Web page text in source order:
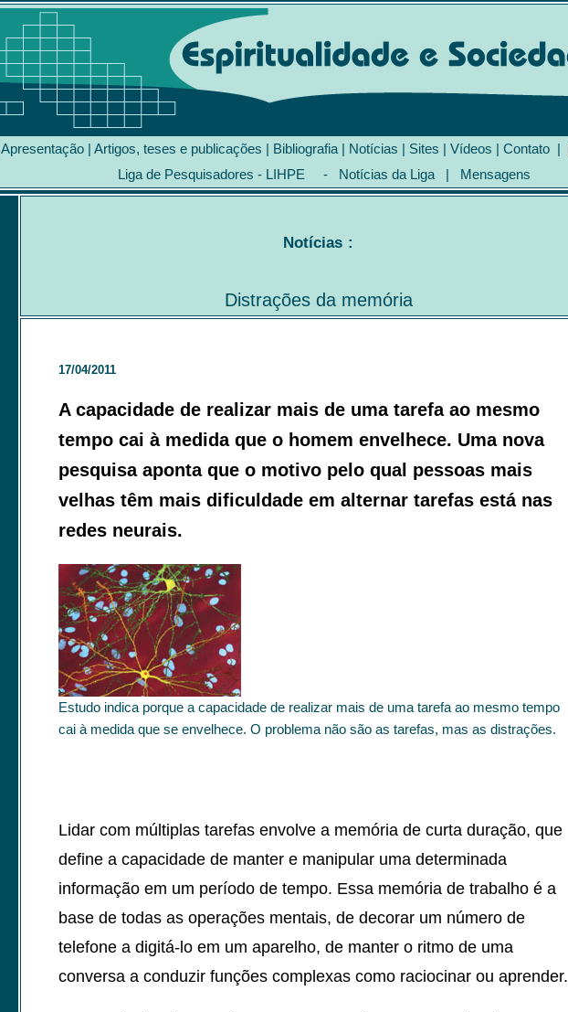
Apresentação | Artigos, teses e publicações | Bibliografia | Notícias | Sites | Vídeos | Contato |
Liga de Pesquisadores - LIHPE - Notícias da Liga | Mensagens
Notícias :
Distrações da memória
17/04/2011
A capacidade de realizar mais de uma tarefa ao mesmo
tempo cai à medida que o homem envelhece. Uma nova
pesquisa aponta que o motivo pelo qual pessoas mais
velhas têm mais dificuldade em alternar tarefas está nas
redes neurais.
Estudo indica porque a capacidade de realizar mais de uma tarefa ao mesmo tempo
cai à medida que se envelhece. O problema não são as tarefas, mas as distrações.
Lidar com múltiplas tarefas envolve a memória de curta duração, que
define a capacidade de manter e manipular uma determinada
informação em um período de tempo. Essa memória de trabalho é a
base de todas as operações mentais, de decorar um número de
telefone a digitá-lo em um aparelho, de manter o ritmo de uma
conversa a conduzir funções complexas como raciocinar ou aprender.